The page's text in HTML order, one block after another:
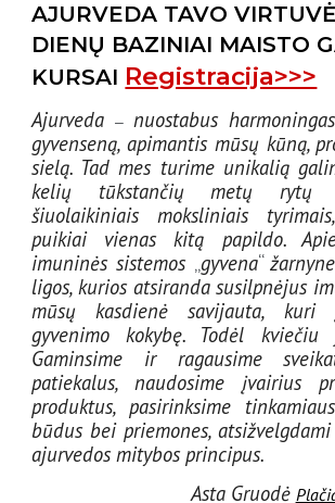
AJURVEDA TAVO
DIENŲ BAZINIAI MAISTO
KURSAI Registracija>>>
Ajurveda –nuostabus
gyvenseną, apimantis mūsų kūną,
sielą. Tad mes turime unikalią
kelių tūkstančių metų rytų
šiuolaikiniais moksliniais
puikiai vienas kitą papildo.
imuninės sistemos „gyvena“
ligos, kurios atsiranda susilpnėjus
mūsų kasdienė savijauta, kuri
gyvenimo kokybę. Todėl
Gaminsime ir ragausime
patiekalus, naudosime įvairius
produktus, pasirinksime
būdus bei priemones,
ajurvedos mitybos principus.
Asta Gruodė